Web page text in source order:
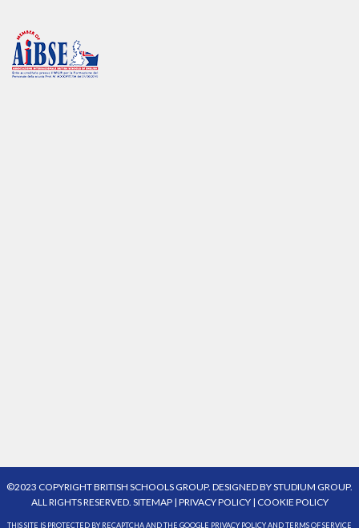
©2023 COPYRIGHT BRITISH SCHOOLS GROUP. DESIGNED BYSTUDIUM GROUP.
ALL RIGHTS RESERVED. SITEMAP| PRIVACY POLICY| COOKIE POLICY
THIS SITE IS PROTECTED BY RECAPTCHA AND THE GOOGLE PRIVACY POLICYANDTERMS OF SERVICE